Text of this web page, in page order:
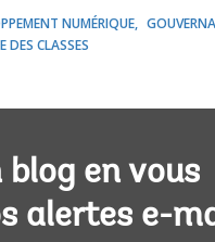
NUMÉRIQUE
DES CLASSES
en vous
alertes e-